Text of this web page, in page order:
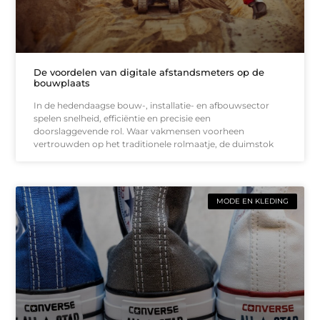
De voordelen van digitale afstandsmeters op de
bouwplaats
In de hedendaagse bouw-, installatie- en afbouwsector
spelen snelheid, efficiëntie en precisie een
doorslaggevende rol. Waar vakmensen voorheen
vertrouwden op het traditionele rolmaatje, de duimstok
MODE EN KLEDING